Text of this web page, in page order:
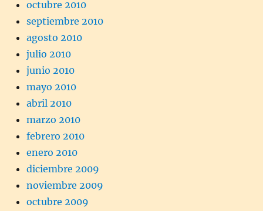
octubre 2010
septiembre 2010
agosto 2010
julio 2010
junio 2010
mayo 2010
abril 2010
marzo 2010
febrero 2010
enero 2010
diciembre 2009
noviembre 2009
octubre 2009